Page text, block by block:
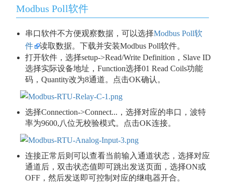
Modbus Poll软件
串口软件不方便观察数据，可以选择Modbus Poll软
件
读取数据。下载并安装Modbus Poll软件。
打开软件，选择setup->Read/Write Definition，Slave ID
选择实际设备地址，Function选择01 Read Coils功能
码，Quantity改为8通道。点击OK确认。
选择Connection->Connect...，选择对应的串口，波特
率为9600,八位无校验模式。点击OK连接。
连接正常后则可以查看当前输入通道状态，选择对应
通道后，双击状态值即可跳出发送页面，选择ON或
OFF，然后发送即可控制对应的继电器开合。